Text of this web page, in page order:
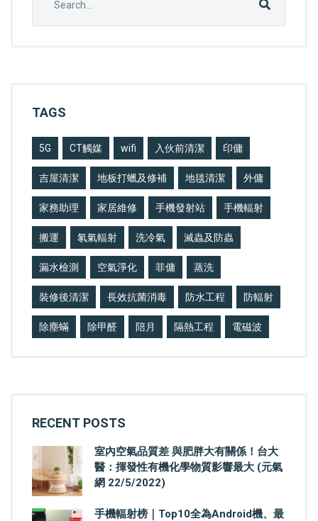
TAGS
5G CT觸媒 wifi 入伙前清潔 印傭
吉屋清潔 地板打蠟及修補 地毯清潔 外傭
家務助理 家居維修 手機發射站 手機輻射
搬運 氡氣輻射 洗冷氣 滅蟲及防蟲
漏水檢測 空氣淨化 菲傭 蒸洗
裝修後清潔 長效抗菌消毒 防水工程 防輻射
除塵蟎 除甲醛 陪月 隔熱工程 電磁波
RECENT POSTS
室內空氣品質差 與肥胖大有關係！台大
醫：揮發性有機化學物質影響最大 (元氣
網 22/5/2022)
手機輻射榜｜Top10全為Android機、最